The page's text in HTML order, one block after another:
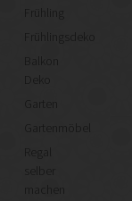
Frühling
Frühlingsdeko
Balkon
Deko
Garten
Gartenmöbel
Regal